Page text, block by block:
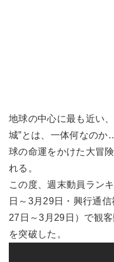
地球の中心に最も近い
城”とは、一体何なの
球の命運をかけた大冒
れる。
この度、週末動員ラン
日～3月29日・興行通
27日～3月29日）で観
を突破した。